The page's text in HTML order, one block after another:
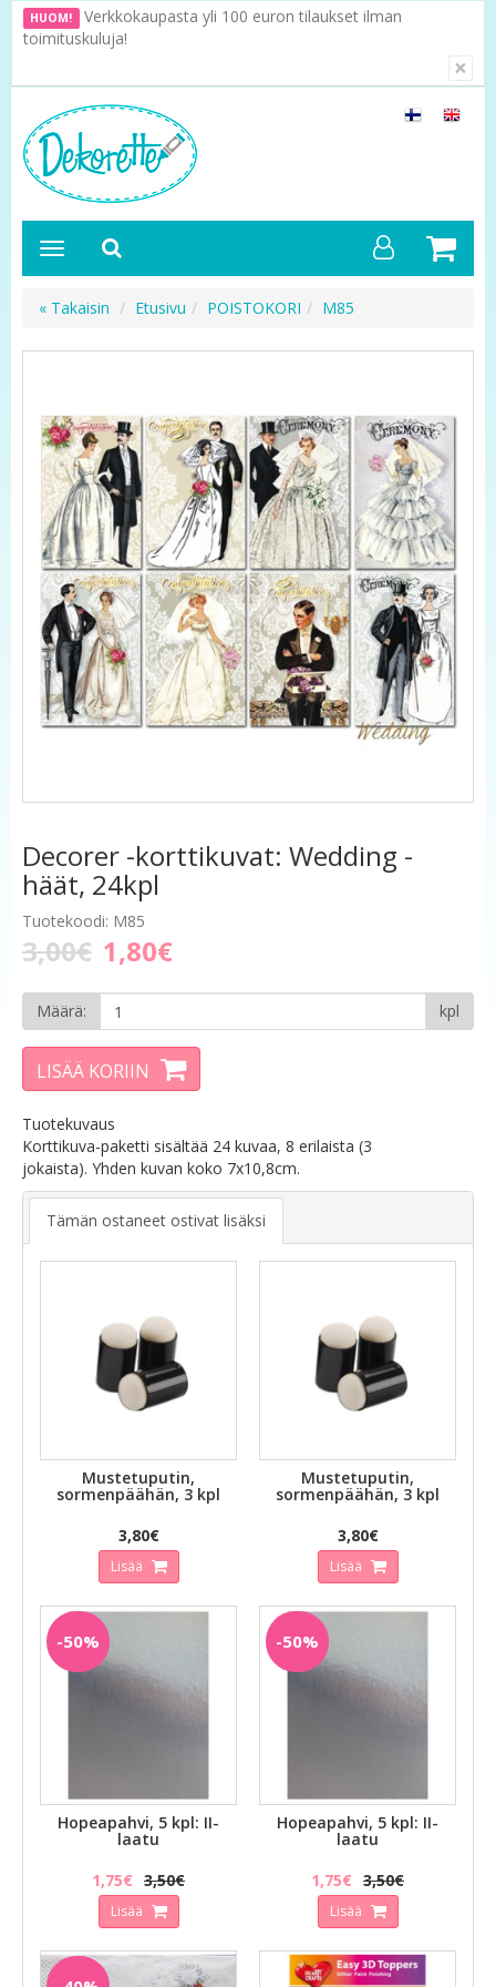
HUOM! Verkkokaupasta yli 100 euron tilaukset ilman
toimituskuluja!
×
« Takaisin Etusivu POISTOKORI M85
Decorer -korttikuvat: Wedding -
häät, 24kpl
Tuotekoodi: M85
3,00€ 1,80€
Määrä: kpl
LISÄÄ KORIIN
Tuotekuvaus
Korttikuva-paketti sisältää 24 kuvaa, 8 erilaista (3
jokaista). Yhden kuvan koko 7x10,8cm.
Tämän ostaneet ostivat lisäksi
Mustetuputin,
sormenpäähän, 3 kpl
3,80€
Lisää
Mustetuputin,
sormenpäähän, 3 kpl
3,80€
Lisää
-50%
Hopeapahvi, 5 kpl: II-
laatu
1,75€ 3,50€
Lisää
-50%
Hopeapahvi, 5 kpl: II-
laatu
1,75€ 3,50€
Lisää